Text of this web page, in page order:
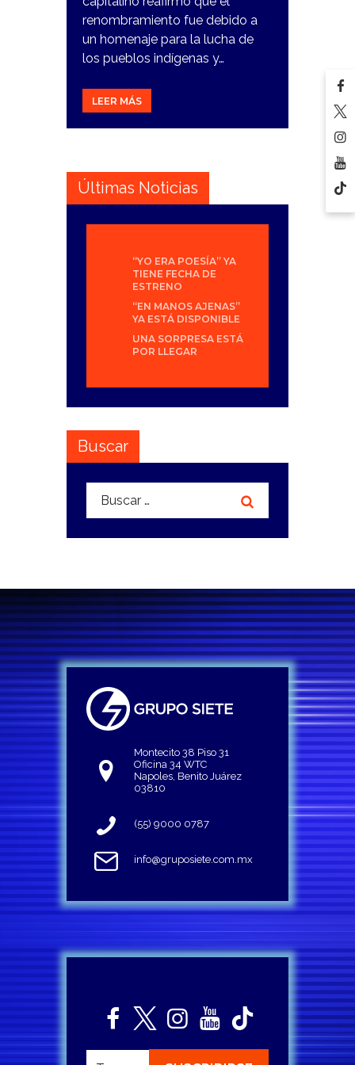
renombramiento fue debido a
un homenaje para la lucha de
los pueblos indígenas y…
LEER MÁS
Últimas Noticias
“YO ERA POESÍA” YA
TIENE FECHA DE
ESTRENO
“EN MANOS AJENAS”
YA ESTÁ DISPONIBLE
UNA SORPRESA ESTÁ
POR LLEGAR
Buscar
Buscar:
Montecito 38 Piso 31
Oficina 34 WTC
Napoles, Benito Juárez
03810
(55) 9000 0787
info@gruposiete.com.mx